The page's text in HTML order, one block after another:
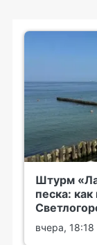
Штурм
песка:
вчера, 18:18